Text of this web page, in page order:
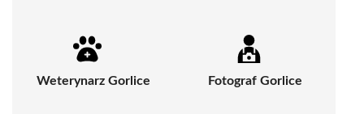
Weterynarz Gorlice Fotograf Gorlice